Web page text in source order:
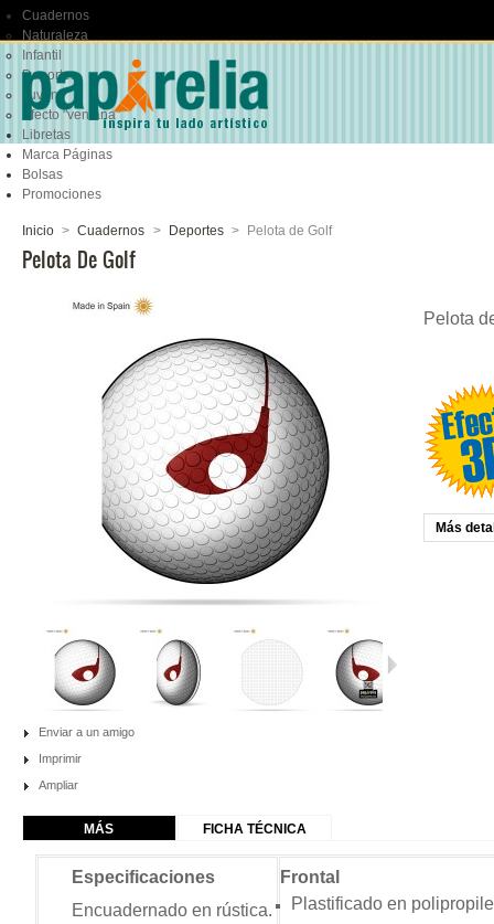
Cuadernos
Naturaleza
Infantil
Deportes
Juvenil
Efecto "ventana"
Libretas
Marca Páginas
Bolsas
Promociones
Inicio > Cuadernos > Deportes > Pelota de Golf
Pelota De Golf
Enviar a un amigo
Imprimir
Ampliar
Pelota
Más
MÁS FICHA TÉCNICA
Especificaciones
Encuadernado en rústica.
Frontal
Plastificado en